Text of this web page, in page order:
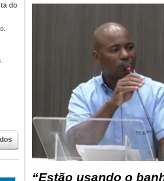
do
“Estão usando o